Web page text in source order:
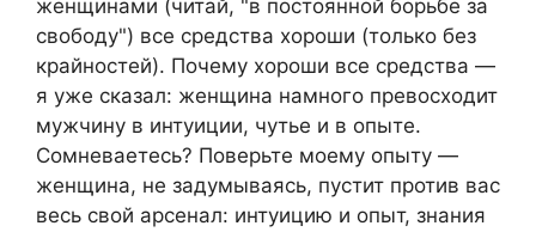
женщинами (читай, "в постоянной борьбе за
свободу") все средства хороши (только без
крайностей). Почему хороши все средства —
я уже сказал: женщина намного превосходит
мужчину в интуиции, чутье и в опыте.
Сомневаетесь? Поверьте моему опыту —
женщина, не задумываясь, пустит против вас
весь свой арсенал: интуицию и опыт, знания